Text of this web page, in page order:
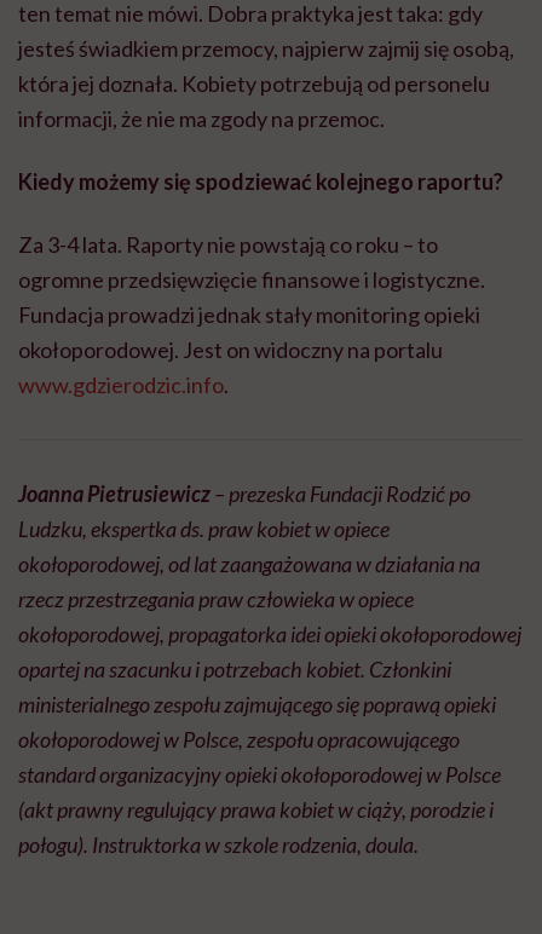
ten temat nie mówi. Dobra praktyka jest taka: gdy
jesteś świadkiem przemocy, najpierw zajmij się osobą,
która jej doznała. Kobiety potrzebują od personelu
informacji, że nie ma zgody na przemoc.
Kiedy możemy się spodziewać kolejnego raportu?
Za 3-4 lata. Raporty nie powstają co roku – to
ogromne przedsięwzięcie finansowe i logistyczne.
Fundacja prowadzi jednak stały monitoring opieki
okołoporodowej. Jest on widoczny na portalu
www.gdzierodzic.info.
Joanna Pietrusiewicz– prezeska Fundacji Rodzić po
Ludzku, ekspertka ds. praw kobiet w opiece
okołoporodowej, od lat zaangażowana w działania na
rzecz przestrzegania praw człowieka w opiece
okołoporodowej, propagatorka idei opieki okołoporodowej
opartej na szacunku i potrzebach kobiet. Członkini
ministerialnego zespołu zajmującego się poprawą opieki
okołoporodowej w Polsce, zespołu opracowującego
standard organizacyjny opieki okołoporodowej w Polsce
(akt prawny regulujący prawa kobiet w ciąży, porodzie i
połogu). Instruktorka w szkole rodzenia, doula.